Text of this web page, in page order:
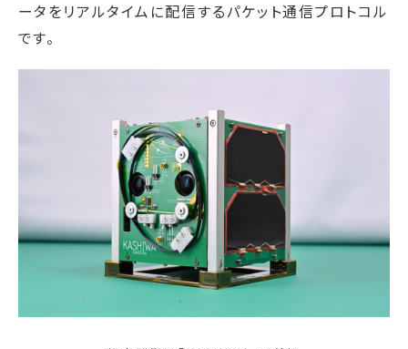
ータをリアルタイムに配信するパケット通信プロトコル
です。